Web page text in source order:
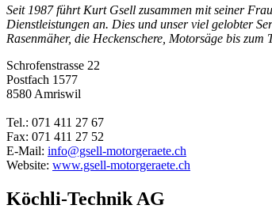
Seit 1987 führt Kurt Gsell zusammen mit seiner
Dienstleistungen an. Dies und unser viel gelobter
Rasenmäher, die Heckenschere, Motorsäge bis
Schrofenstrasse 22
Postfach 1577
8580 Amriswil
Tel.: 071 411 27 67
Fax: 071 411 27 52
E-Mail: info@gsell-motorgeraete.ch
Website: www.gsell-motorgeraete.ch
Köchli-Technik AG